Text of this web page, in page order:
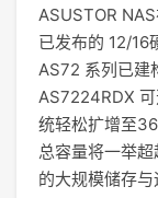
ASUSTOR
已发布的 12/16
AS72 系列已建
AS7224RDX
统轻松扩增至
总容量将一举
的大规模储存与